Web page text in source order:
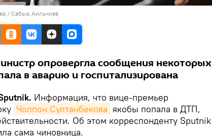
/ Сабыр Аильчиев
опровергла сообщения некоторых
в аварию и госпитализирована
Информация, что вице-премьер
Чолпон Султанбекова якобы попала в ДТП,
Об этом корреспонденту Sputnik
сама чиновница.